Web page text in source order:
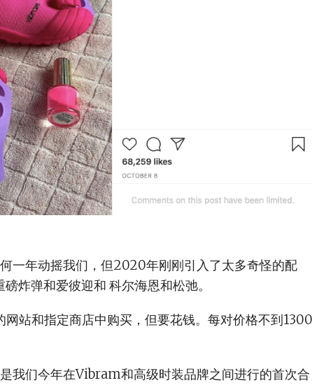
一年动摇我们，但2020年刚刚引入了太多奇怪的配
炸弹和爱彼迎和 科尔·海恩和松弛。
站和指定商店中购买，但要花钱。每对价格不到1300
我们今年在Vibram和高级时装品牌之间进行的首次合